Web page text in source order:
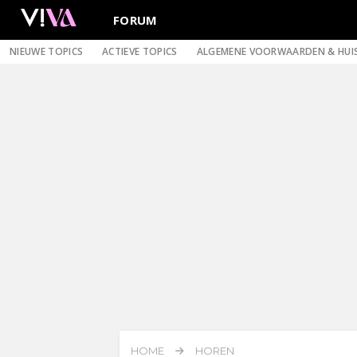
FORUM
NIEUWE TOPICS ACTIEVE TOPICS ALGEMENE VOORWAARDEN &
HOME HOREN